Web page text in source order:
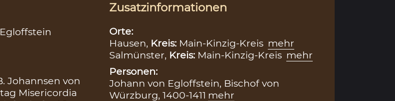
Johannsen von
Misericordia
Zusatzinformationen
Orte:
Hausen, Kreis: Main-Kinzig-Kreis mehr
Salmünster, Kreis: Main-Kinzig-Kreis mehr
Personen:
Johann von Egloffstein, Bischof von
Würzburg, 1400-1411 mehr